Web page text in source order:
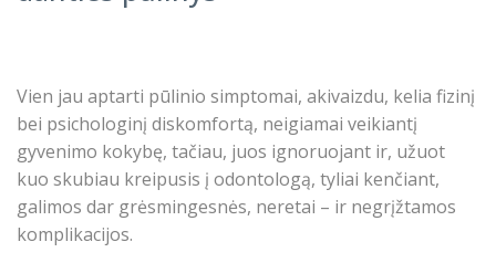
Vien jau aptarti pūlinio simptomai, akivaizdu, kelia fizinį
bei psichologinį diskomfortą, neigiamai veikiantį
gyvenimo kokybę, tačiau, juos ignoruojant ir, užuot
kuo skubiau kreipusis į odontologą, tyliai kenčiant,
galimos dar grėsmingesnės, neretai – ir negrįžtamos
komplikacijos.